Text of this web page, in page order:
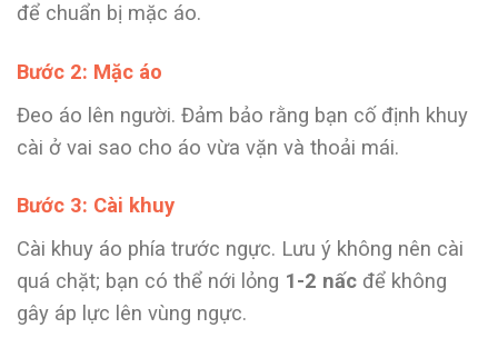
để chuẩn bị mặc áo.
Bước 2: Mặc áo
Đeo áo lên người. Đảm bảo rằng bạn cố định khuy
cài ở vai sao cho áo vừa vặn và thoải mái.
Bước 3: Cài khuy
Cài khuy áo phía trước ngực. Lưu ý không nên cài
quá chặt; bạn có thể nới lỏng 1-2 nấc để không
gây áp lực lên vùng ngực.